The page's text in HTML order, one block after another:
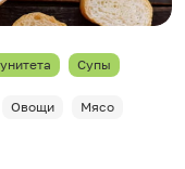
Супы
Овощи
Мясо